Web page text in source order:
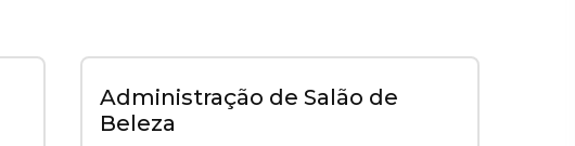
Administração de Salão de
Beleza